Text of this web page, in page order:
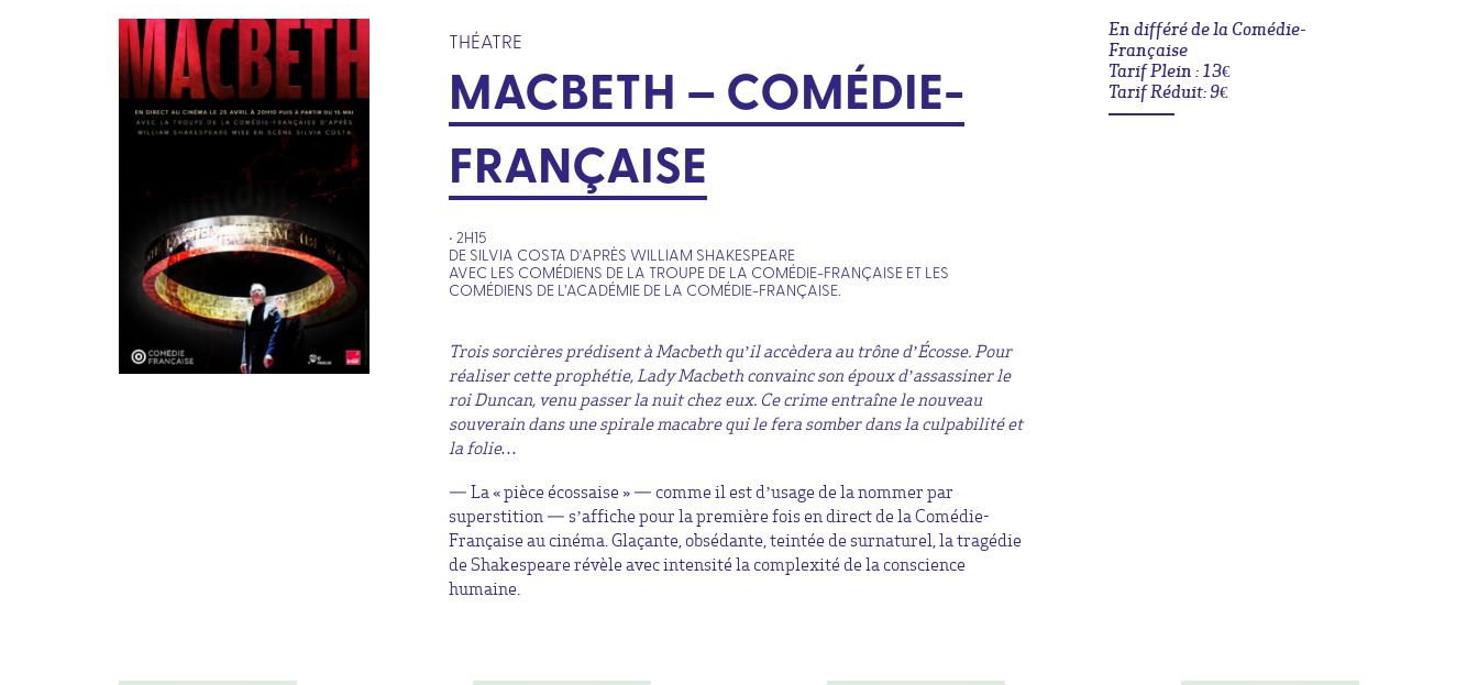
THÉATRE
MACBETH – COMÉDIE-
FRANÇAISE
• 2H15
DE SILVIA COSTA D'APRÈS WILLIAM SHAKESPEARE
AVEC LES COMÉDIENS DE LA TROUPE DE LA COMÉDIE-FRANÇAISE ET LES
COMÉDIENS DE L’ACADÉMIE DE LA COMÉDIE-FRANÇAISE.
Trois sorcières prédisent à Macbeth qu’il accèdera au trône d’Écosse. Pour
réaliser cette prophétie, Lady Macbeth convainc son époux d’assassiner le
roi Duncan, venu passer la nuit chez eux. Ce crime entraîne le nouveau
souverain dans une spirale macabre qui le fera somber dans la culpabilité et
la folie…
— La « pièce écossaise » — comme il est d’usage de la nommer par
superstition — s’affiche pour la première fois en direct de la Comédie-
Française au cinéma. Glaçante, obsédante, teintée de surnaturel, la tragédie
de Shakespeare révèle avec intensité la complexité de la conscience
humaine.
En différé de la Comédie-
Française
Tarif Plein : 13€
Tarif Réduit: 9€